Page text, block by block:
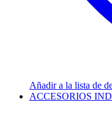
Añadir a la lista de
ACCESORIOS